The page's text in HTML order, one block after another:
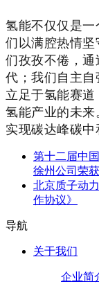
氢能不仅仅是
们以满腔热情坚
们孜孜不倦，
代；我们自主自
立足于氢能赛
氢能产业的未
实现碳达峰碳中
第十二届中
徐州公司荣
北京质子动
作协议》
导航
关于我们
企业简